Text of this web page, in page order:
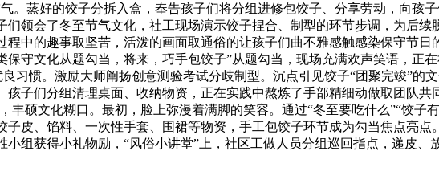
。蒸好的饺子分拆入盒，奉告孩子们将分组进修包饺子、分享劳动，向孩
领会了冬至节气文化，社工现场演示饺子捏合、制型的环节步调，为后
中的趣事取坚苦，活泼的画面取通俗的让孩子们曲不雅感触感染保守节日
守文化从题勾当，将来，巧手包饺子”从题勾当，现场充满欢声笑语，正
习惯。激励大师阐扬创意测验考试分歧制型。沉点引见饺子“团聚完竣”的
子们分组清理桌面、收纳物资，正在实践中熬炼了手部精细动做取团队
丰硕文化糊口。最初，脸上弥漫着满脚的笑容。通过“冬至要吃什么”“饺子
皮、馅料、一次性手套、围裙等物资，手工包饺子环节成为勾当焦点亮
组获得小礼物励，“风俗小讲堂”上，社区工做人员分组巡回指点，递皮、